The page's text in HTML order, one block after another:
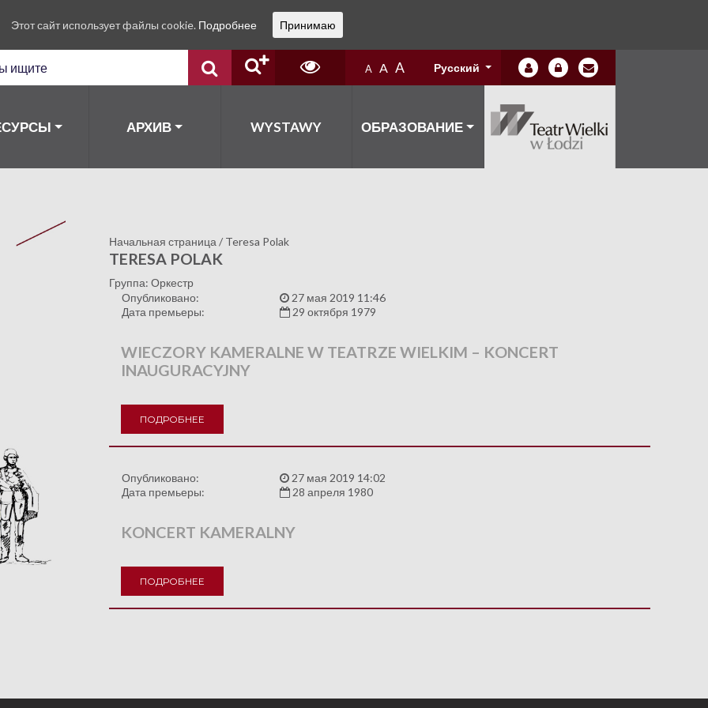
A A A Русский
АРХИВ WYSTAWY ОБРАЗОВАНИЕ
Начальная страница / Teresa Polak
TERESA POLAK
Группа: Оркестр
Опубликовано:
27 мая 2019 11:46
Дата премьеры:
29 октября 1979
WIECZORY KAMERALNE W TEATRZE WIELKIM – KONCERT
INAUGURACYJNY
ПОДРОБНЕЕ
Опубликовано:
27 мая 2019 14:02
Дата премьеры:
28 апреля 1980
KONCERT KAMERALNY
ПОДРОБНЕЕ
Этот сайт использует файлы cookie. Подробнее Принимаю